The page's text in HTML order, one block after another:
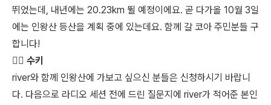
뛰었는데, 내년에는 20.23km 뛸 예정이에요. 곧 다가올 10월 3일
에는 인왕산 등산을 계획 중에 있는데요. 함께 갈 코아 주민분들 구
합니다!
👩‍⚖️ 수키
river와 함께 인왕산에 가보고 싶으신 분들은 신청하시기 바랍니
다. 다음으로 라디오 세션 전에 드린 질문지에 river가 적어준 본인